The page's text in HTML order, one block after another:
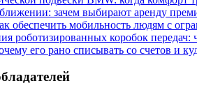
зачем выбирают аренду
обеспечить мобильность людям с
роботизированных коробок передач:
его рано списывать со счетов и